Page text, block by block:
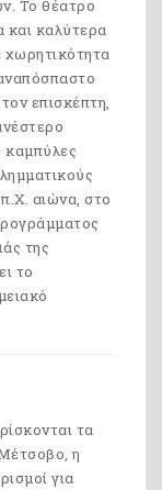
Το θέατρο
και καλύτερα
χωρητικότητα
επισκέπτη,
καμπύλες
αιώνα, στο
της
το
τα
η
για